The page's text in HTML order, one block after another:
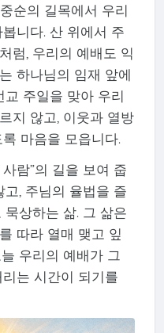
순의 길목에서 우리
니다. 산 위에서 주
럼, 우리의 예배도 익
하나님의 임재 앞에
교 주일을 맞아 우리
지 않고, 이웃과 열방
마음을 모읍니다.
람”의 길을 보여 줍
, 주님의 율법을 즐
상하는 삶. 그 삶은
따라 열매 맺고 잎
우리의 예배가 그
는 시간이 되기를